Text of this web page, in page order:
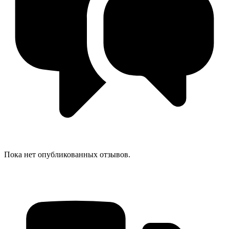
Пока нет опубликованных отзывов.